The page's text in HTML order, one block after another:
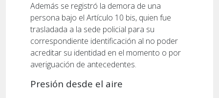
Además se registró la demora de una
persona bajo el Artículo 10 bis, quien fue
trasladada a la sede policial para su
correspondiente identificación al no poder
acreditar su identidad en el momento o por
averiguación de antecedentes.
Presión desde el aire